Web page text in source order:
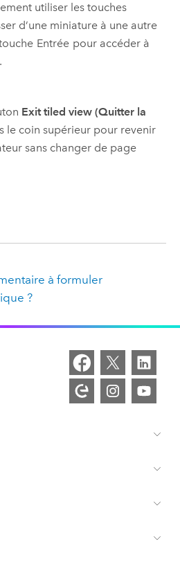
utiliser les touches
d’une miniature à une autre
Entrée pour accéder à
Exit tiled view (Quitter la
le coin supérieur pour revenir
sans changer de page
à formuler
?